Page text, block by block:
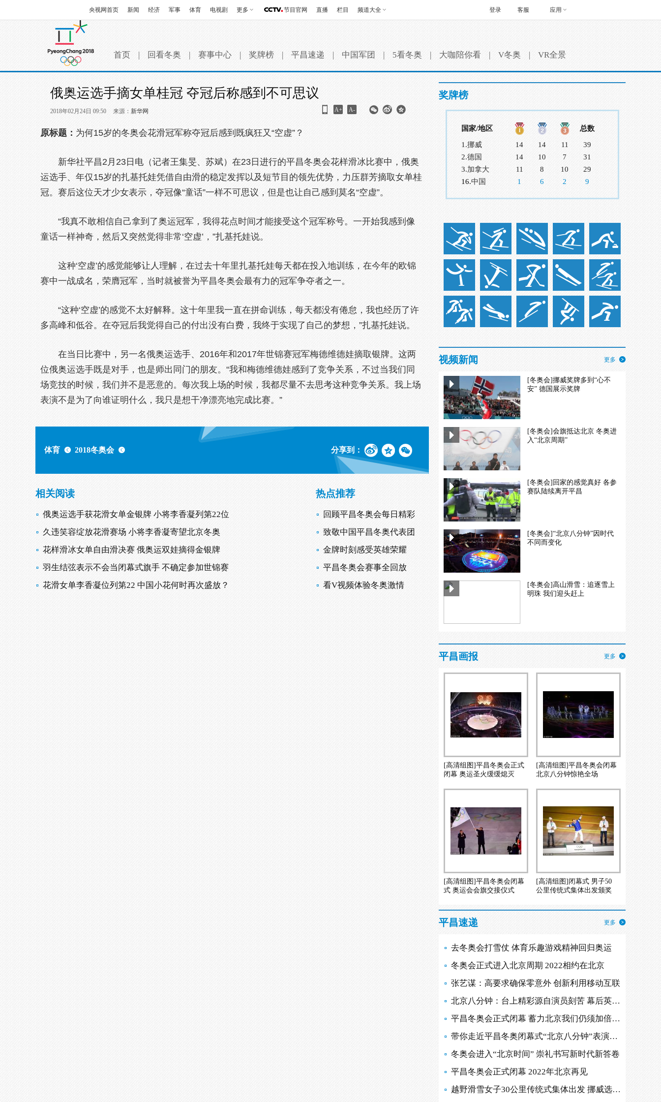
央视网首页 新闻 经济 军事 体育 电视剧 更多 节目官网 直播 栏目 频道大全 客服 应用
登录
首页 | 回看冬奥 | 赛事中心 | 奖牌榜 | 平昌速递 | 中国军团 | 5看冬奥 | 大咖陪你看 | V冬奥 | VR全景
俄奥运选手摘女单桂冠 夺冠后称感到不可思议
2018年02月24日 09:50 来源： 新华网 A+ A-
原标题： 为何15岁的冬奥会花滑冠军称夺冠后感到既疯狂又“空虚”？
新华社平昌2月23日电（记者王集旻、苏斌）在23日进行的平昌冬奥会花样滑冰比赛中，俄奥
运选手、年仅15岁的扎基托娃凭借自由滑的稳定发挥以及短节目的领先优势，力压群芳摘取女单桂
冠。赛后这位天才少女表示，夺冠像“童话”一样不可思议，但是也让自己感到莫名“空虚”。
“我真不敢相信自己拿到了奥运冠军，我得花点时间才能接受这个冠军称号。一开始我感到像
童话一样神奇，然后又突然觉得非常‘空虚’，”扎基托娃说。
这种‘空虚’的感觉能够让人理解，在过去十年里扎基托娃每天都在投入地训练，在今年的欧锦
赛中一战成名，荣膺冠军，当时就被誉为平昌冬奥会最有力的冠军争夺者之一。
“这种‘空虚’的感觉不太好解释。这十年里我一直在拼命训练，每天都没有倦怠，我也经历了许
多高峰和低谷。在夺冠后我觉得自己的付出没有白费，我终于实现了自己的梦想，”扎基托娃说。
在当日比赛中，另一名俄奥运选手、2016年和2017年世锦赛冠军梅德维德娃摘取银牌。这两
位俄奥运选手既是对手，也是师出同门的朋友。“我和梅德维德娃感到了竞争关系，不过当我们同
场竞技的时候，我们并不是恶意的。每次我上场的时候，我都尽量不去思考这种竞争关系。我上场
表演不是为了向谁证明什么，我只是想干净漂亮地完成比赛。”
体育 2018冬奥会 分享到：
相关阅读
俄奥运选手获花滑女单金银牌 小将李香凝列第22位
久违笑容绽放花滑赛场 小将李香凝寄望北京冬奥
花样滑冰女单自由滑决赛 俄奥运双娃摘得金银牌
羽生结弦表示不会当闭幕式旗手 不确定参加世锦赛
花滑女单李香凝位列第22 中国小花何时再次盛放？
热点推荐
回顾平昌冬奥会每日精彩
致敬中国平昌冬奥代表团
金牌时刻感受英雄荣耀
平昌冬奥会赛事全回放
看V视频体验冬奥激情
奖牌榜
国家/地区 总数
1.挪威 14 14 11
39
2.德国 14 10 7
31
3.加拿大 11 8 10
29
16.中国 1 6 2 9
视频新闻 更多
[冬奥会]挪威奖牌多到“心不
安” 德国展示奖牌
[冬奥会]会旗抵达北京 冬奥进
入“北京周期”
[冬奥会]回家的感觉真好 各参
赛队陆续离开平昌
[冬奥会]“北京八分钟”因时代
不同而变化
[冬奥会]高山滑雪：追逐雪上
明珠 我们迎头赶上
平昌画报 更多
[高清组图]平昌冬奥会正式
闭幕 奥运圣火缓缓熄灭
[高清组图]平昌冬奥会闭幕
北京八分钟惊艳全场
[高清组图]平昌冬奥会闭幕
式 奥运会会旗交接仪式
[高清组图]闭幕式 男子50
公里传统式集体出发颁奖
平昌速递 更多
去冬奥会打雪仗 体育乐趣游戏精神回归奥运
冬奥会正式进入北京周期 2022相约在北京
张艺谋：高要求确保零意外 创新利用移动互联
北京八分钟：台上精彩源自演员刻苦 幕后英雄多
平昌冬奥会正式闭幕 蓄力北京我们仍须加倍努力
带你走近平昌冬奥闭幕式“北京八分钟”表演现场
冬奥会进入“北京时间” 崇礼书写新时代新答卷
平昌冬奥会正式闭幕 2022年北京再见
越野滑雪女子30公里传统式集体出发 挪威选手摘金